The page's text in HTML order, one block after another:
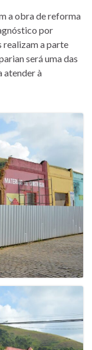
a obra de reforma
por
realizam a parte
será uma das
atender à